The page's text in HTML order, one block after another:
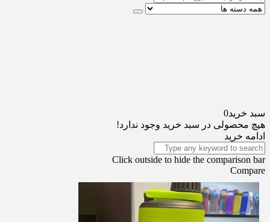
سبد خرید0
هیچ محصولی در سبد خرید وجود ندارد!
ادامه خرید
Click outside to hide the comparison bar
Compare